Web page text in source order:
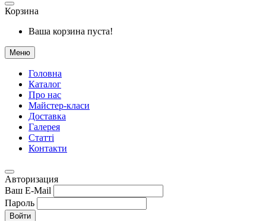
Корзина
Ваша корзина пуста!
Меню
Головна
Каталог
Про нас
Майстер-класи
Доставка
Галерея
Статтi
Контакти
Авторизация
Ваш E-Mail
Пароль
Войти